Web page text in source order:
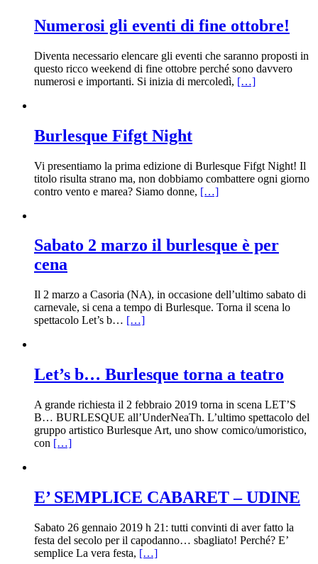
Numerosi gli eventi di fine ottobre!
Diventa necessario elencare gli eventi che saranno proposti in
questo ricco weekend di fine ottobre perché sono davvero
numerosi e importanti. Si inizia di mercoledì, […]
Burlesque Fifgt Night
Vi presentiamo la prima edizione di Burlesque Fifgt Night! Il
titolo risulta strano ma, non dobbiamo combattere ogni giorno
contro vento e marea? Siamo donne, […]
Sabato 2 marzo il burlesque è per
cena
Il 2 marzo a Casoria (NA), in occasione dell’ultimo sabato di
carnevale, si cena a tempo di Burlesque. Torna il scena lo
spettacolo Let’s b… […]
Let’s b… Burlesque torna a teatro
A grande richiesta il 2 febbraio 2019 torna in scena LET’S
B… BURLESQUE all’UnderNeaTh. L’ultimo spettacolo del
gruppo artistico Burlesque Art, uno show comico/umoristico,
con […]
E’ SEMPLICE CABARET – UDINE
Sabato 26 gennaio 2019 h 21: tutti convinti di aver fatto la
festa del secolo per il capodanno… sbagliato! Perché? E’
semplice La vera festa, […]